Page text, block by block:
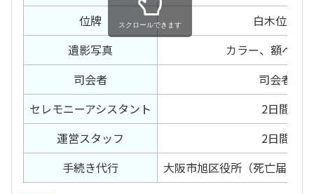
位牌
白木位牌
遺影写真
カラー、額ベー
司会者
司会者
セレモニーアシスタント
2日間
運営スタッフ
2日間
手続き代行
大阪市旭区役所（死亡届）北
スクロールできます